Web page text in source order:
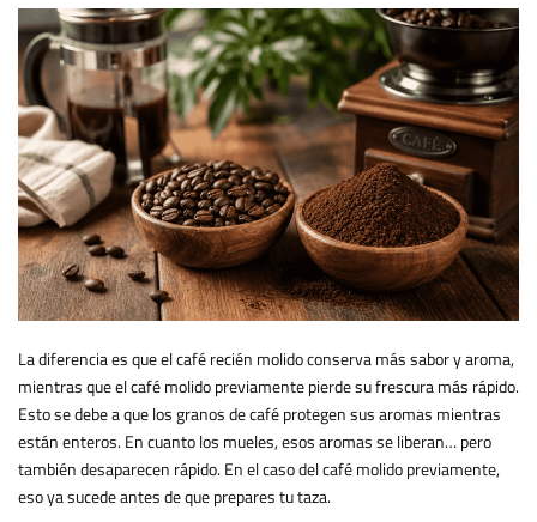
La diferencia es que el café recién molido conserva más sabor y aroma,
mientras que el café molido previamente pierde su frescura más rápido.
Esto se debe a que los granos de café protegen sus aromas mientras
están enteros. En cuanto los mueles, esos aromas se liberan… pero
también desaparecen rápido. En el caso del café molido previamente,
eso ya sucede antes de que prepares tu taza.